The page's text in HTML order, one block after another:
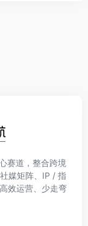
赛道，整合跨境
媒矩阵、IP / 指
效运营、少走弯